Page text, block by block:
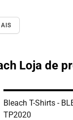
Loja de
Bleach T-Shirts -
TP2020